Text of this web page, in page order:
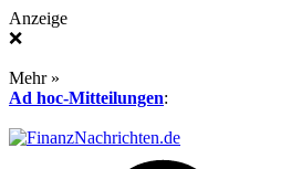
Anzeige
❌
Mehr »
Ad hoc-Mitteilungen: